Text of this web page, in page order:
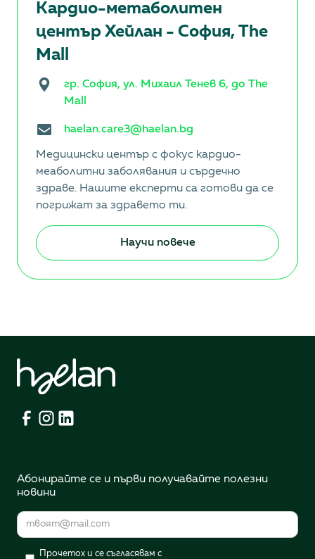
Кардио-метаболитен
център Хейлан - София, The
Mall
гр. София, ул. Михаил Тенев 6, до The
Mall
haelan.care3@haelan.bg
Медицински център с фокус кардио-
меаболитни заболявания и сърдечно
здраве. Нашите експерти са готови да се
погрижат за здравето ти.
Научи повече
Абонирайте се и първи получавайте полезни
новини
Прочетох и се съгласявам с